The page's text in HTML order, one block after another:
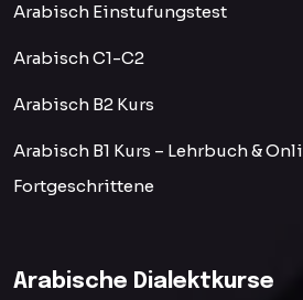
Arabisch Einstufungstest
Arabisch C1-C2
Arabisch B2 Kurs
Arabisch B1 Kurs – Lehrbuch &
Fortgeschrittene
Arabische Dialektkurse